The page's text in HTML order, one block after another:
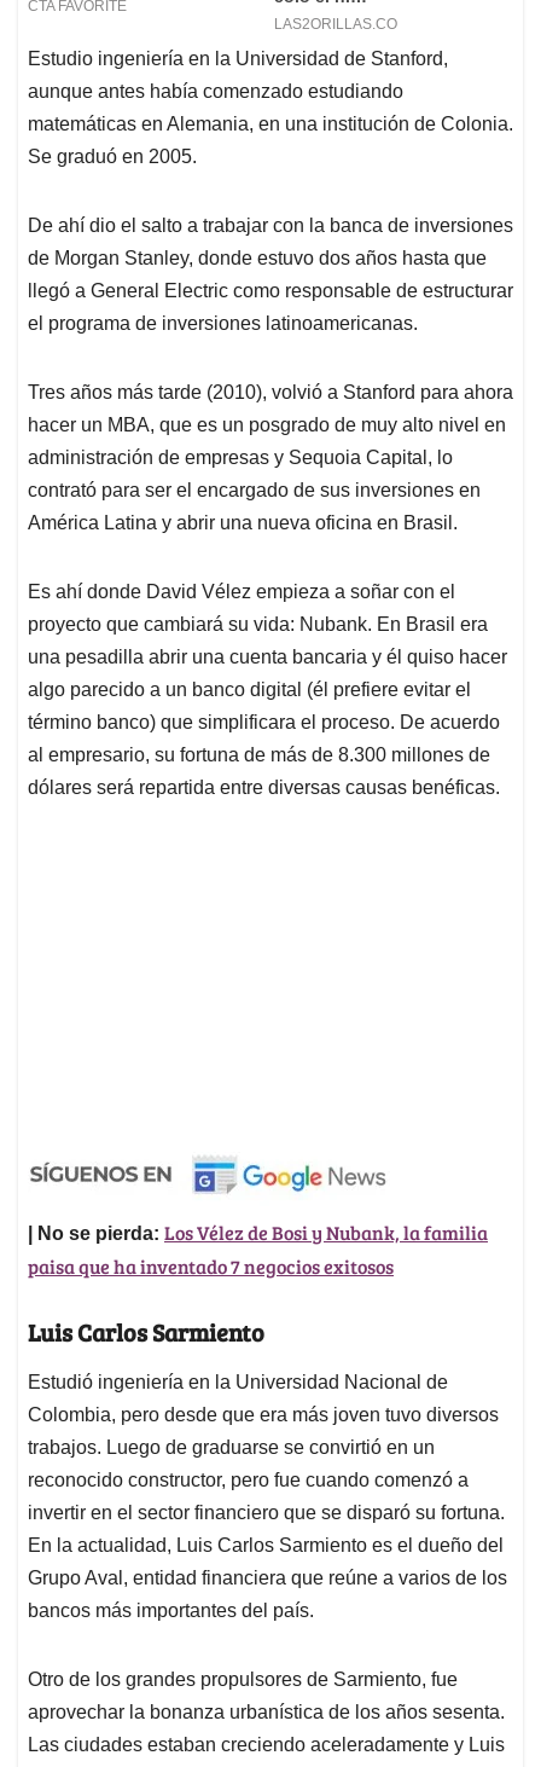
Estudio ingeniería en la Universidad de Stanford,
aunque antes había comenzado estudiando
matemáticas en Alemania, en una institución de Colonia.
Se graduó en 2005.
De ahí dio el salto a trabajar con la banca de inversiones
de Morgan Stanley, donde estuvo dos años hasta que
llegó a General Electric como responsable de estructurar
el programa de inversiones latinoamericanas.
Tres años más tarde (2010), volvió a Stanford para ahora
hacer un MBA, que es un posgrado de muy alto nivel en
administración de empresas y Sequoia Capital, lo
contrató para ser el encargado de sus inversiones en
América Latina y abrir una nueva oficina en Brasil.
Es ahí donde David Vélez empieza a soñar con el
proyecto que cambiará su vida: Nubank. En Brasil era
una pesadilla abrir una cuenta bancaria y él quiso hacer
algo parecido a un banco digital (él prefiere evitar el
término banco) que simplificara el proceso. De acuerdo
al empresario, su fortuna de más de 8.300 millones de
dólares será repartida entre diversas causas benéficas.
| No se pierda: Los Vélez de Bosi y Nubank, la familia
paisa que ha inventado 7 negocios exitosos
Luis Carlos Sarmiento
Estudió ingeniería en la Universidad Nacional de
Colombia, pero desde que era más joven tuvo diversos
trabajos. Luego de graduarse se convirtió en un
reconocido constructor, pero fue cuando comenzó a
invertir en el sector financiero que se disparó su fortuna.
En la actualidad, Luis Carlos Sarmiento es el dueño del
Grupo Aval, entidad financiera que reúne a varios de los
bancos más importantes del país.
Otro de los grandes propulsores de Sarmiento, fue
aprovechar la bonanza urbanística de los años sesenta.
Las ciudades estaban creciendo aceleradamente y Luis